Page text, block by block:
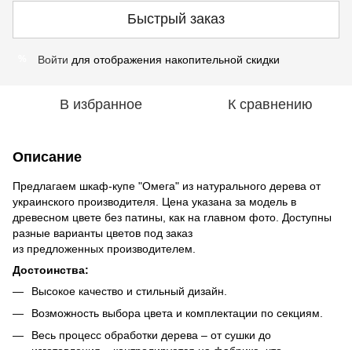
Быстрый заказ
Войти для отображения накопительной скидки
В избранное К сравнению
Описание
Предлагаем шкаф-купе "Омега" из натурального дерева от
украинского производителя. Цена указана за модель в
древесном цвете без патины, как на главном фото. Доступны
разные варианты цветов под заказ
из предложенных производителем.
Достоинства:
Высокое качество и стильный дизайн.
Возможность выбора цвета и комплектации по секциям.
Весь процесс обработки дерева – от сушки до